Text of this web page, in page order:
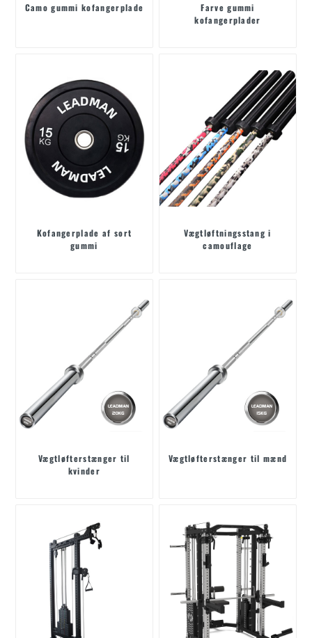
Camo gummi kofangerplade
Farve gummi
kofangerplader
Kofangerplade af sort
gummi
Vægtløftningsstang i
camouflage
Vægtløfterstænger til
kvinder
Vægtløfterstænger til mænd